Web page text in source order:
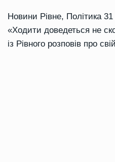
Новини Рівне, Політика 31
«Ходити доведеться не
із Рівного розповів про